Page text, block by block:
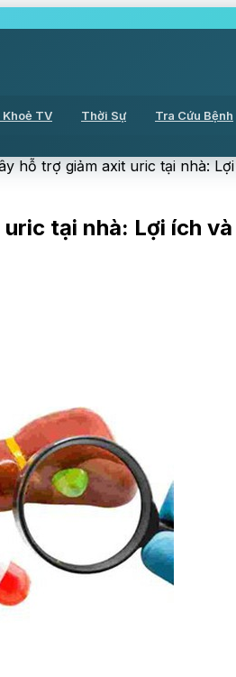
Khoẻ TV Thời Sự Tra Cứu Bệnh
hỗ trợ giảm axit uric tại nhà:
tại nhà: Lợi ích